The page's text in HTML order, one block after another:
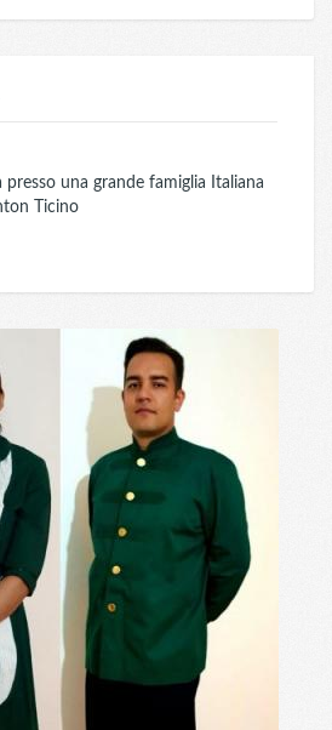
una grande famiglia Italiana
Ticino